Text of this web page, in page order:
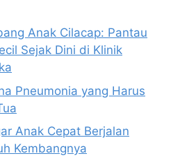
Anak Cilacap: Pantau
Sejak Dini di Klinik
Pneumonia yang Harus
Anak Cepat Berjalan
Kembangnya